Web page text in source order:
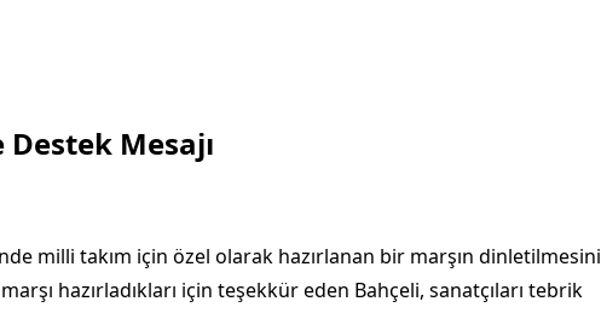
Mesajı
milli takım için özel olarak hazırlanan bir marşın dinletilmesini
hazırladıkları için teşekkür eden Bahçeli, sanatçıları tebrik